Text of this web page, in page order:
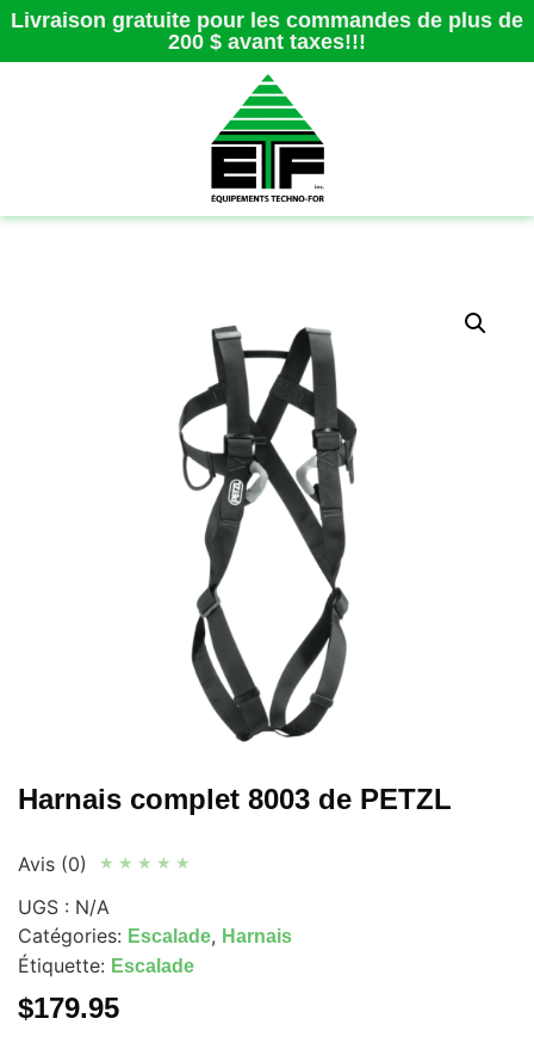
Livraison gratuite pour les commandes de plus de
200 $ avant taxes!!!
Harnais complet 8003 de PETZL
Avis (0) ★ ★ ★ ★ ★
UGS : N/A
Catégories: Escalade, Harnais
Étiquette: Escalade
$179.95